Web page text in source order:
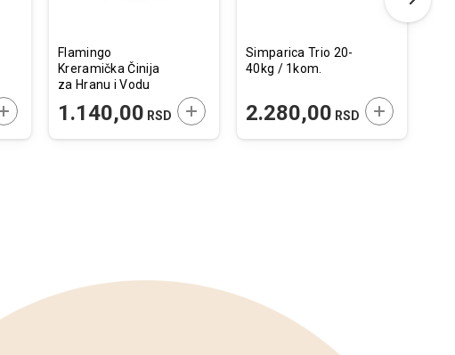
U KORPU
Flamingo
Kreramička Činija
za Hranu i Vodu
16x6x16cm /
1.140,00 RSD DODAJTE U KORPU
Simparica Trio 20-
40kg / 1kom.
2.280,00 RSD DODAJTE U